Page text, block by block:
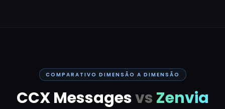
COMPARATIVO DIMENSÃO A DIMENSÃO
CCX Messagesvs Zenvia